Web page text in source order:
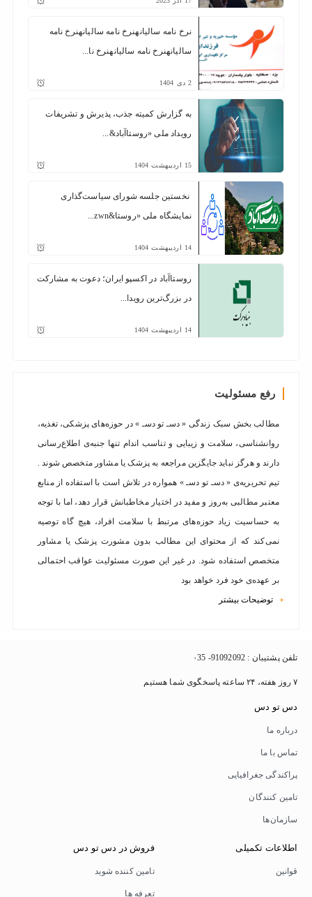
نرخ نامه سالیانهنرخ نامه سالیانهنرخ نامه
سالیانهنرخ نامه سالیانهنرخ نا...
2 دی 1404
به گزارش کمیته جذب، پذیرش و تشریفات
رویداد ملی «روستا‌آباد&...
15 اردیبهشت 1404
نخستین جلسه شورای سیاست‌گذاری
نمایشگاه ملی «روستا&zwn...
14 اردیبهشت 1404
روستا‌آباد در اکسپو ایران؛ دعوت به مشارکت
در بزرگ‌ترین رویدا...
14 اردیبهشت 1404
رفع مسئولیت
مطالب بخش سبک زندگی « دسـ تو دسـ » در حوزه‌های پزشکی، تغذیه،
روانشناسی، سلامت و زیبایی و تناسب اندام تنها جنبه‌ی اطلاع‌رسانی
دارند و هرگز نباید جایگزین مراجعه به پزشک یا مشاور متخصص شوند .
تیم تحریریه‌ی « دسـ تو دسـ » همواره در تلاش است با استفاده از منابع
معتبر مطالبی به‌روز و مفید در اختیار مخاطبانش قرار دهد، اما با توجه
به حساسیت زیاد حوزه‌های مرتبط با سلامت افراد، هیچ گاه توصیه
نمی‌کند که از محتوای این مطالب بدون مشورت پزشک یا مشاور
متخصص استفاده شود. در غیر این صورت مسئولیت عواقب احتمالی
بر عهده‌ی خود فرد خواهد بود
+ توضیحات بیشتر
تلفن پشتیبان : 91092092- ۰35
۷ روز هفته، ۲۴ ساعته پاسخگوی شما هستیم
دس تو دس
درباره ما
تماس با ما
پراکندگی جغرافیایی
تامین کنندگان
سازمان‌ها
اطلاعات تکمیلی
قوانین
فروش در دس تو دس
تامین کننده شوید
تعرفه ها